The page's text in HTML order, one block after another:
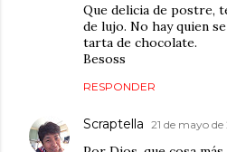
Que delicia de postre,
de lujo. No hay quien
tarta de chocolate.
Besoss
RESPONDER
Scraptella 21 de mayo de